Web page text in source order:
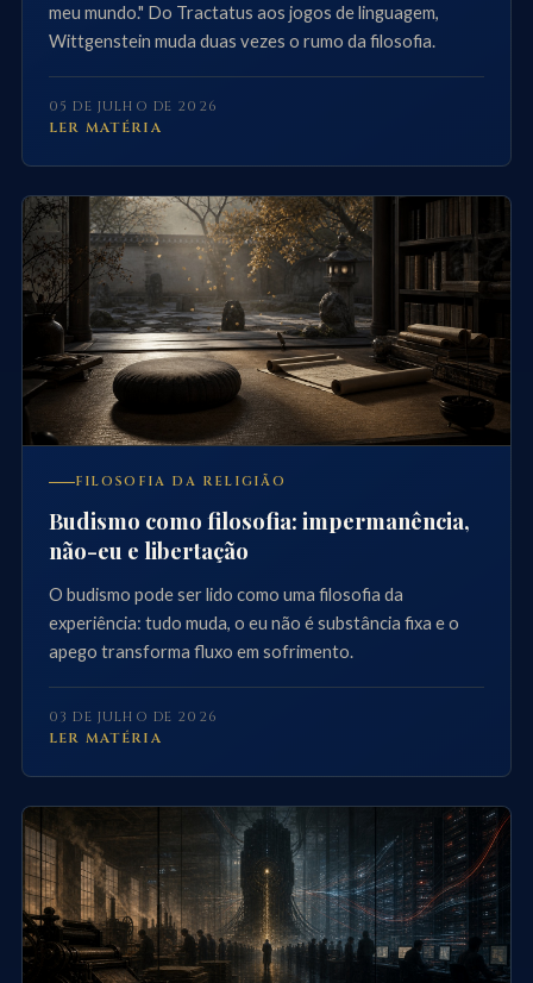
meu mundo." Do Tractatus aos jogos de linguagem,
Wittgenstein muda duas vezes o rumo da filosofia.
05 DE JULHO DE 2026
LER MATÉRIA
FILOSOFIA DA RELIGIÃO
Budismo como filosofia: impermanência,
não-eu e libertação
O budismo pode ser lido como uma filosofia da
experiência: tudo muda, o eu não é substância fixa e o
apego transforma fluxo em sofrimento.
03 DE JULHO DE 2026
LER MATÉRIA